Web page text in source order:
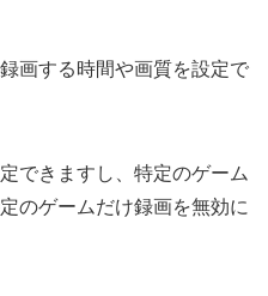
画する時間や画質を設定で
できますし、特定のゲーム
のゲームだけ録画を無効に